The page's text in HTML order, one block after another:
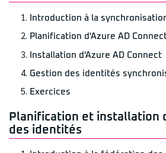
Introduction à la
Planification d'Azure AD
Installation d'Azure AD Connect
Gestion des identités
Exercices
Planification et installation
des identités